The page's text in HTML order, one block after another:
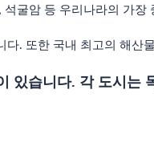
굴암 등 우리나라의 가
. 또한 국내 최고의 해
습니다. 각 도시